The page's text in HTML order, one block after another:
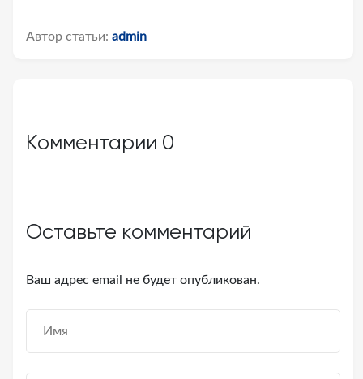
Автор статьи: admin
Комментарии 0
Оставьте комментарий
Ваш адрес email не будет опубликован.